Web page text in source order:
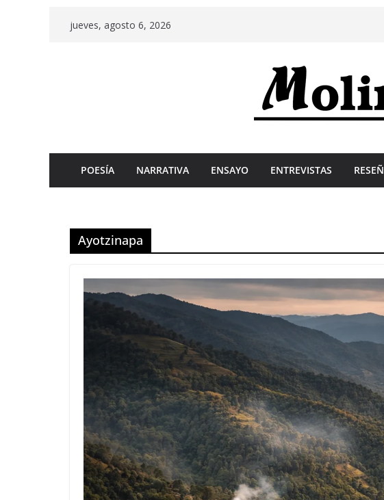
jueves, agosto 6, 2026
POESÍA NARRATIVA ENSAYO ENTREVISTAS
Ayotzinapa